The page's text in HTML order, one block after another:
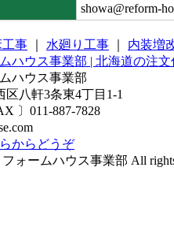
showa@reform-
工事 水廻り工事 内装増
ハウス事業部
区八軒3条東4丁目1-1
〕011-887-7828
ォームハウス事業部 All rights